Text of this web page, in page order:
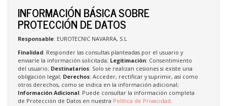
INFORMACIÓN BÁSICA SOBRE
PROTECCIÓN DE DATOS
Responsable: EUROTECNIC NAVARRA, S.L
Finalidad: Responder las consultas planteadas por el usuario y
enviarle la información solicitada; Legitimación: Consentimiento
del usuario; Destinatarios: Solo se realizan cesiones si existe una
obligación legal; Derechos: Acceder, rectificar y suprimir, así como
otros derechos, como se indica en la información adicional;
Información Adicional: Puede consultar la información completa
de Protección de Datos en nuestra Política de Privacidad